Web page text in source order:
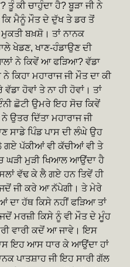
ਕੀ ਚਾਹੁੰਦਾ ਹੈ? ਬੂੜਾ ਜੀ ਨੇ
ਕਿ ਮੈਨੂੰ ਮੌਤ ਦੇ ਦੁੱਖ ਤੇ ਡਰ ਤੋਂ
ਬਖ਼ਸ਼ੋ। ਤਾਂ ਨਾਨਕ
ਖੇਡਣ, ਖਾਣ-ਹੰਡਾਉਣ ਦੀ
ਨੇ ਕਿਵੇਂ ਆ ਫੜਿਆ? ਵੱਡਾ
ਕਿਹਾ ਮਹਾਰਾਜ ਜੀ ਮੌਤ ਦਾ ਕੀ
ਹੋਵਾਂ ਤੇ ਨਾ ਹੀ ਹੋਵਾਂ। ਤਾਂ
ਛੋਟੀ ਉਮਰੇ ਇਹ ਸੋਚ ਕਿਵੇਂ
ਉਤਰ ਦਿੱਤਾ ਮਹਾਰਾਜ ਜੀ
ਸਾਡੇ ਪਿੰਡ ਪਾਸ ਦੀ ਲੰਘੇ ਉਹ
ਗਏ ਪੱਕੀਆਂ ਵੀ ਕੱਚੀਆਂ ਵੀ ਤੇ
ਘੜੀ ਮੁੜੀ ਖਿਆਲ ਆਉਂਦਾ ਹੈ
ਵੱਢ ਕੇ ਲੈ ਗਏ ਹਨ ਤਿਵੇਂ ਹੀ
ਜੀ ਕਰੇ ਆ ਨੱਪੇਗੀ। ਤੇ ਮੇਰੇ
ਦਾ ਹੱਥ ਕਿਸੇ ਨਹੀਂ ਫੜਿਆ ਤਾਂ
ਮਰਜ਼ੀ ਕਿਸੇ ਨੂੰ ਵੀ ਮੌਤ ਦੇ ਮੂੰਹ
ਵਾਰੀ ਕਦੋਂ ਆ ਜਾਵੇ। ਇਸ
ਇਹ ਆਸ ਧਾਰ ਕੇ ਆਉਂਦਾ ਹਾਂ
ਪਾਤਸ਼ਾਹ ਜੀ ਇਹ ਸਾਰੀ ਗੱਲ